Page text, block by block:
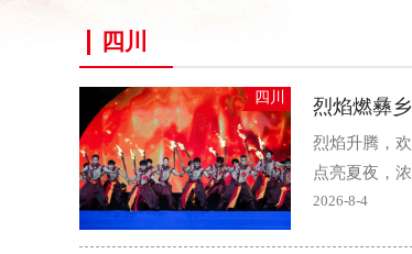
四川
四川 烈焰燃彝
烈焰升腾，
点亮夏夜，
2026-8-4